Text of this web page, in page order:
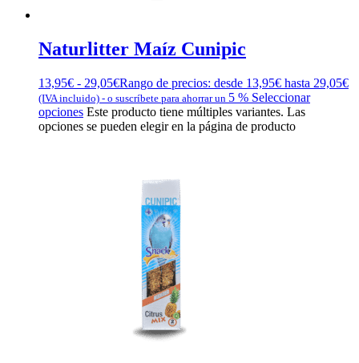
Naturlitter Maíz Cunipic
13,95€ - 29,05€Rango de precios: desde 13,95€ hasta 29,05€
(IVA incluido) - o suscríbete para ahorrar un 5 % Seleccionar
opciones Este producto tiene múltiples variantes. Las
opciones se pueden elegir en la página de producto